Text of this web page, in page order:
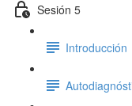
Sesión 5
Introducción